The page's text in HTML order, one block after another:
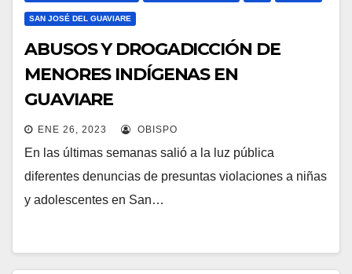
SAN JOSÉ DEL GUAVIARE
ABUSOS Y DROGADICCIÓN DE
MENORES INDÍGENAS EN
GUAVIARE
ENE 26, 2023 OBISPO
En las últimas semanas salió a la luz pública
diferentes denuncias de presuntas violaciones a niñas
y adolescentes en San…